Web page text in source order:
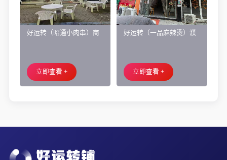
好运转（昭通小肉串）商
外摆、 房租2.2万/年
立即查看 +
好运转（一品麻辣烫）濮
小吃店转让
立即查看 +